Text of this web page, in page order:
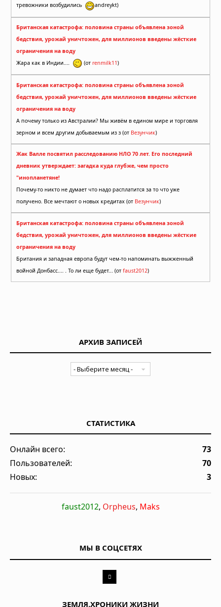
тревожники возбудились
andreykt)
Британская катастрофа: половина страны объявлена зоной
бедствия, урожай уничтожен, для миллионов введены жёсткие
ограничения на воду
Жара как в Индии....
(от renmilk11)
Британская катастрофа: половина страны объявлена зоной
бедствия, урожай уничтожен, для миллионов введены жёсткие
ограничения на воду
А почему только из Австралии? Мы живём в едином мире и торговля
зерном и всем другим добываемым из з (от Везунчик)
Жак Валле посвятил расследованию НЛО 70 лет. Его последний
дневник утверждает: загадка куда глубже, чем просто
"инопланетяне!
Почему-то никто не думает что надо расплатится за то что уже
получено. Все мечтают о новых кредитах (от Везунчик)
Британская катастрофа: половина страны объявлена зоной
бедствия, урожай уничтожен, для миллионов введены жёсткие
ограничения на воду
Британия и западная европа будут чем-то напоминать выжженный
войной Донбасс.... . То ли еще будет... (от faust2012)
АРХИВ ЗАПИСЕЙ
СТАТИСТИКА
Онлайн всего:
73
Пользователей:
70
Новых:
3
faust2012, Orpheus, Maks
МЫ В СОЦСЕТЯХ
ЗЕМЛЯ.ХРОНИКИ ЖИЗНИ